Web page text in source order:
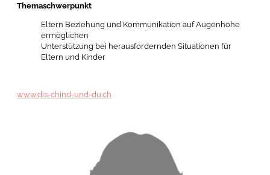
Themaschwerpunkt
Eltern Beziehung und Kommunikation auf Augenhöhe
ermöglichen
Unterstützung bei herausfordernden Situationen für
Eltern und Kinder
www.dis-chind-und-du.ch